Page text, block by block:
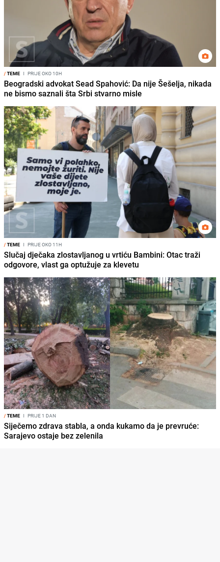
/TEME I PRIJE OKO 10H
Beogradski advokat Sead Spahović: Da nije Šešelja, nikada
ne bismo saznali šta Srbi stvarno misle
/TEME I PRIJE OKO 11H
Slučaj dječaka zlostavljanog u vrtiću Bambini: Otac traži
odgovore, vlast ga optužuje za klevetu
/TEME I PRIJE 1 DAN
Siječemo zdrava stabla, a onda kukamo da je prevruće:
Sarajevo ostaje bez zelenila